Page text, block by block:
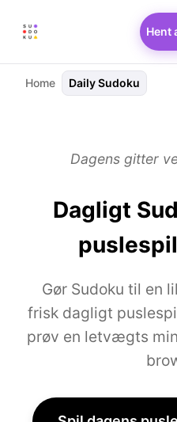
Hent
Home Daily Sudoku
Dagens gitter
Dagligt
Gør Sudoku til en
frisk dagligt
prøv en letvægts